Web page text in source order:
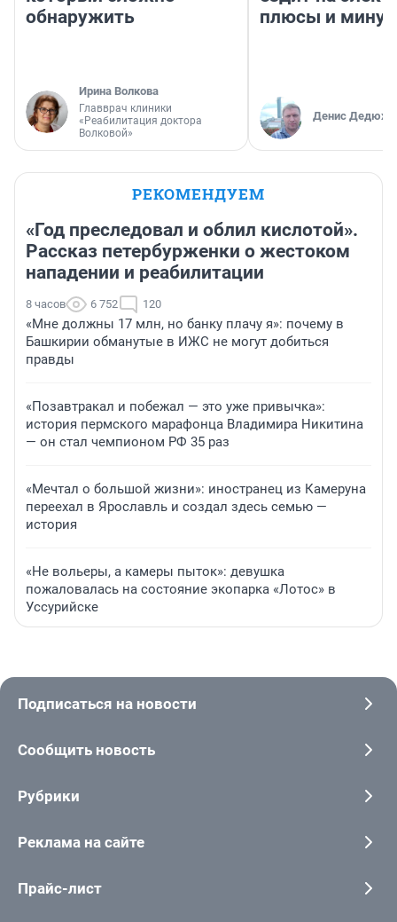
обнаружить
Ирина Волкова
Главврач клиники
«Реабилитация доктора
Волковой»
плюсы и
Денис
РЕКОМЕНДУЕМ
«Год преследовал и облил кислотой».
Рассказ петербурженки о жестоком
нападении и реабилитации
8 часов 6 752 120
«Мне должны 17 млн, но банку плачу я»: почему в
Башкирии обманутые в ИЖС не могут добиться
правды
«Позавтракал и побежал — это уже привычка»:
история пермского марафонца Владимира Никитина
— он стал чемпионом РФ 35 раз
«Мечтал о большой жизни»: иностранец из Камеруна
переехал в Ярославль и создал здесь семью —
история
«Не вольеры, а камеры пыток»: девушка
пожаловалась на состояние экопарка «Лотос» в
Уссурийске
Подписаться на новости
Сообщить новость
Рубрики
Реклама на сайте
Прайс-лист